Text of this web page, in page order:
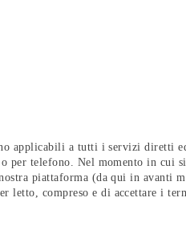
applicabili a tutti i servizi diretti
per telefono. Nel momento in cui
piattaforma (da qui in avanti
letto, compreso e di accettare i